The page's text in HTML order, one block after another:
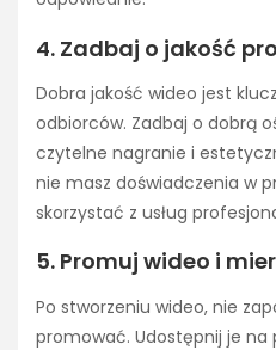
4. Zadbaj o jakość
Dobra jakość wideo jest
odbiorców. Zadbaj o dobrą
czytelne nagranie i
nie masz doświadczenia w
skorzystać z usług
5. Promuj wideo i
Po stworzeniu wideo, nie
promować. Udostępnij je